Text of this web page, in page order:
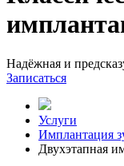
Надёжная и
Записаться
Услуги
Имплантация
Двухэтапная